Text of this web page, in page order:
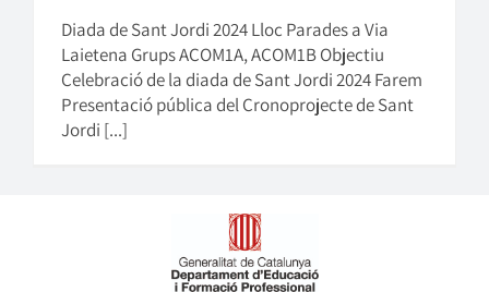
Diada de Sant Jordi 2024 Lloc Parades a Via
Laietena Grups ACOM1A, ACOM1B Objectiu
Celebració de la diada de Sant Jordi 2024 Farem
Presentació pública del Cronoprojecte de Sant
Jordi [...]